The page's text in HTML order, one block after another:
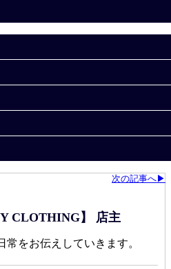
Online Shop
News
コリンボ>
次の記事へ▶
CLOTHING】 店主
常をお伝えしていきます。